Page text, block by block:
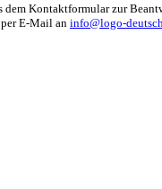
dem Kontaktformular zur
E-Mail an info@logo-